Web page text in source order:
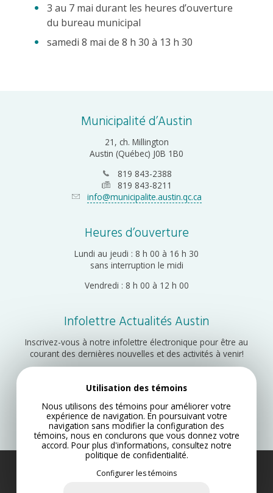
3 au 7 mai durant les heures d’ouverture
du bureau municipal
samedi 8 mai de 8 h 30 à 13 h 30
Municipalité d’Austin
21, ch. Millington
Austin (Québec) J0B 1B0
819 843-2388
819 843-8211
info@municipalite.austin.qc.ca
Heures d’ouverture
Lundi au jeudi : 8 h 00 à 16 h 30
sans interruption le midi
Vendredi : 8 h 00 à 12 h 00
Infolettre Actualités Austin
Inscrivez-vous à notre infolettre électronique pour être au
courant des dernières nouvelles et des activités à venir!
Municipalité d’Austin 2022
Utilisation des témoins
Nous utilisons des témoins pour améliorer votre
expérience de navigation. En poursuivant votre
navigation sans modifier la configuration des
témoins, nous en conclurons que vous donnez votre
accord. Pour plus d'informations, consultez notre
politique de confidentialité.
Configurer les témoins